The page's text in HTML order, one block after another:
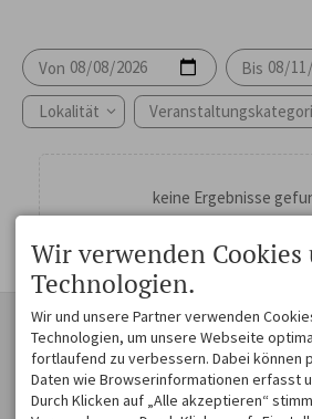
Von Bis
Lokalität
keine Ergebnisse
KONTAKT
Westallgäu Tourismus e. V.
Museumsplatz 1
88161 Lindenberg im Allgäu
DEUTSCHLAND
ZAUBER
Schönheit
Hügel sind
Wir verwenden Cookies
Technologien.
Wir und unsere Partner verwenden
Technologien, um unsere Webseite
fortlaufend zu verbessern. Dabei können
Daten wie Browserinformationen erfasst
Durch Klicken auf „Alle akzeptieren“